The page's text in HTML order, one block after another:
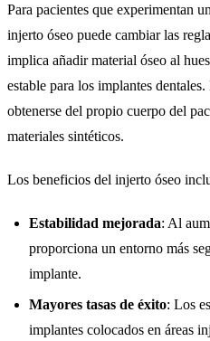
Para pacientes que experimentan
injerto óseo puede cambiar las
implica añadir material óseo al
estable para los implantes
obtenerse del propio cuerpo del
materiales sintéticos.
Los beneficios del injerto óseo
Estabilidad mejorada: Al
proporciona un entorno más
implante.
Mayores tasas de éxito: Los
implantes colocados en áreas